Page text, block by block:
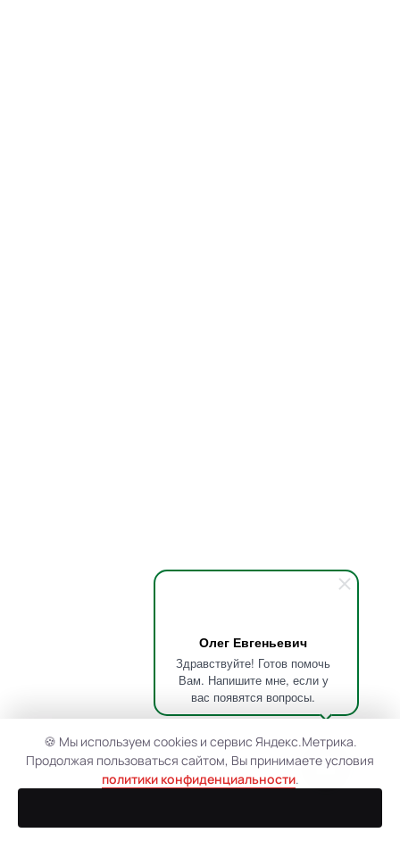
Олег Евгеньевич
Здравствуйте! Готов помочь
Вам. Напишите мне, если у
вас появятся вопросы.
🍪 Мы используем cookies и сервис Яндекс.Метрика.
Продолжая пользоваться сайтом, Вы принимаете условия
политики конфиденциальности.